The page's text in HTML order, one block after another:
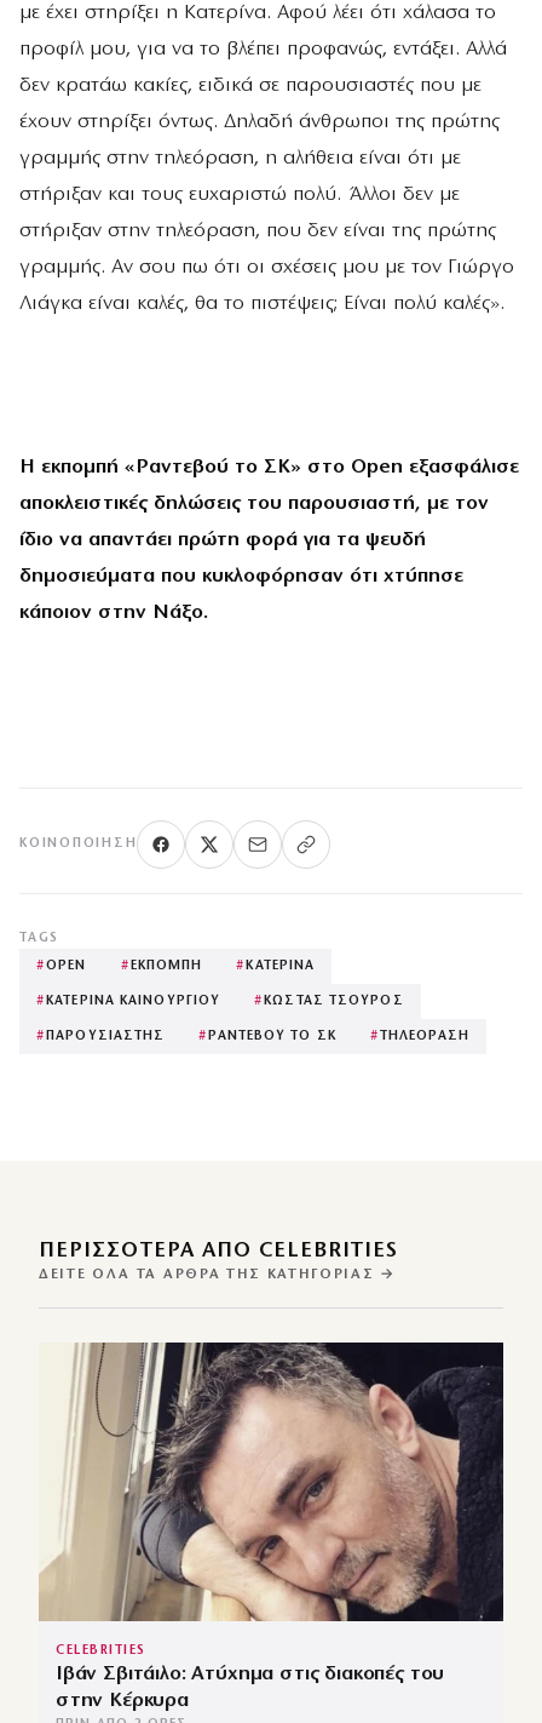
με έχει στηρίξει η Κατερίνα. Αφού λέει ότι χάλασα το
προφίλ μου, για να το βλέπει προφανώς, εντάξει. Αλλά
δεν κρατάω κακίες, ειδικά σε παρουσιαστές που με
έχουν στηρίξει όντως. Δηλαδή άνθρωποι της πρώτης
γραμμής στην τηλεόραση, η αλήθεια είναι ότι με
στήριξαν και τους ευχαριστώ πολύ. Άλλοι δεν με
στήριξαν στην τηλεόραση, που δεν είναι της πρώτης
γραμμής. Αν σου πω ότι οι σχέσεις μου με τον Γιώργο
Λιάγκα είναι καλές, θα το πιστέψεις; Είναι πολύ καλές».
Η εκπομπή «Ραντεβού το ΣΚ» στο Open εξασφάλισε
αποκλειστικές δηλώσεις του παρουσιαστή, με τον
ίδιο να απαντάει πρώτη φορά για τα ψευδή
δημοσιεύματα που κυκλοφόρησαν ότι χτύπησε
κάποιον στην Νάξο.
ΚΟΙΝΟΠΟΊΗΣΗ
TAGS
#OPEN # ΕΚΠΟΜΠΗ # ΚΑΤΕΡΙΝΑ
# ΚΑΤΕΡΙΝΑ ΚΑΙΝΟΥΡΓΙΟΥ # ΚΩΣΤΑΣ ΤΣΟΥΡΟΣ
# ΠΑΡΟΥΣΙΑΣΤΗΣ # ΡΑΝΤΕΒΟΥ ΤΟ ΣΚ # ΤΗΛΕΟΡΑΣΗ
ΠΕΡΙΣΣΌΤΕΡΑ ΑΠΌ CELEBRITIES
ΔΕΊΤΕ ΌΛΑ ΤΑ ΆΡΘΡΑ ΤΗΣ ΚΑΤΗΓΟΡΊΑΣ →
CELEBRITIES
Ιβάν Σβιτάιλο: Ατύχημα στις διακοπές του
στην Κέρκυρα